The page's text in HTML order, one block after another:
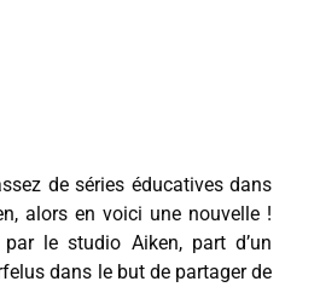
de séries éducatives dans
alors en voici une nouvelle !
le studio Aiken, part d’un
dans le but de partager de